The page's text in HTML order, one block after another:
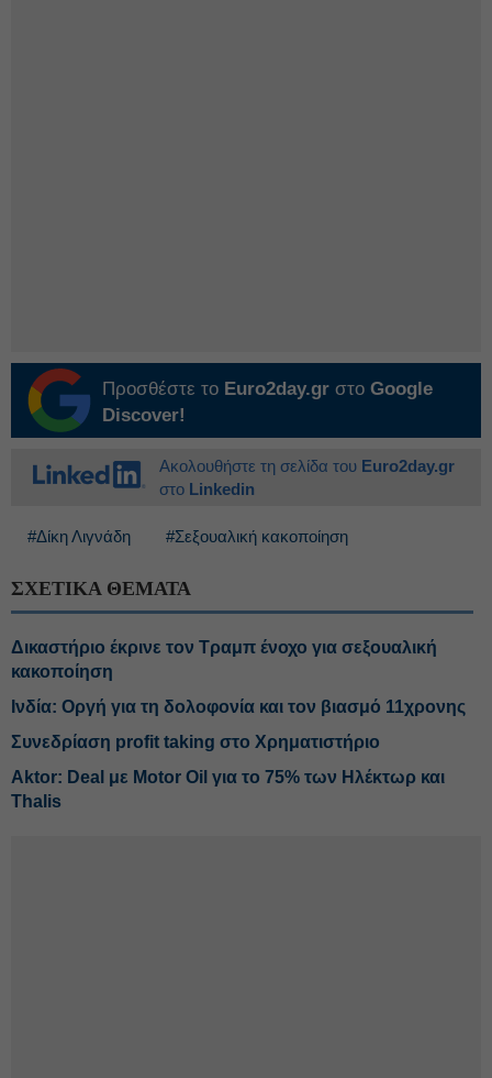
Προσθέστε το Euro2day.gr στο Google
Discover!
Ακολουθήστε τη σελίδα του Euro2day.gr
στο Linkedin
#Δίκη Λιγνάδη #Σεξουαλική κακοποίηση
ΣΧΕΤΙΚΑ ΘΕΜΑΤΑ
Δικαστήριο έκρινε τον Τραμπ ένοχο για σεξουαλική
κακοποίηση
Ινδία: Οργή για τη δολοφονία και τον βιασμό 11χρονης
Συνεδρίαση profit taking στο Χρηματιστήριο
Aktor: Deal με Motor Oil για το 75% των Ηλέκτωρ και
Thalis